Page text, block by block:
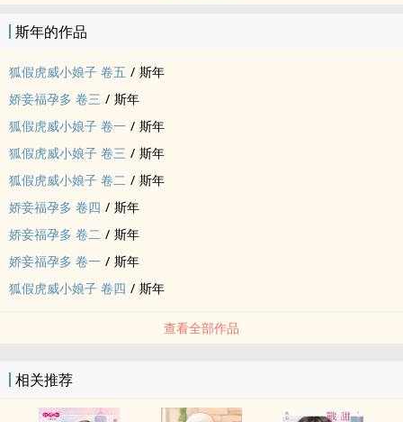
斯年的作品
狐假虎威小娘子 卷五 / 斯年
娇妾福孕多 卷三 / 斯年
狐假虎威小娘子 卷一 / 斯年
狐假虎威小娘子 卷三 / 斯年
狐假虎威小娘子 卷二 / 斯年
娇妾福孕多 卷四 / 斯年
娇妾福孕多 卷二 / 斯年
娇妾福孕多 卷一 / 斯年
狐假虎威小娘子 卷四 / 斯年
查看全部作品
相关推荐